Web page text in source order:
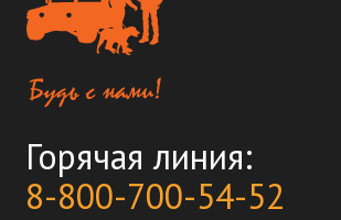
Горячая линия:
8-800-700-54-52